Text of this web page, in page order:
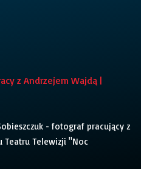
z Andrzejem Wajdą |
- fotograf pracujący z
Teatru Telewizji "Noc